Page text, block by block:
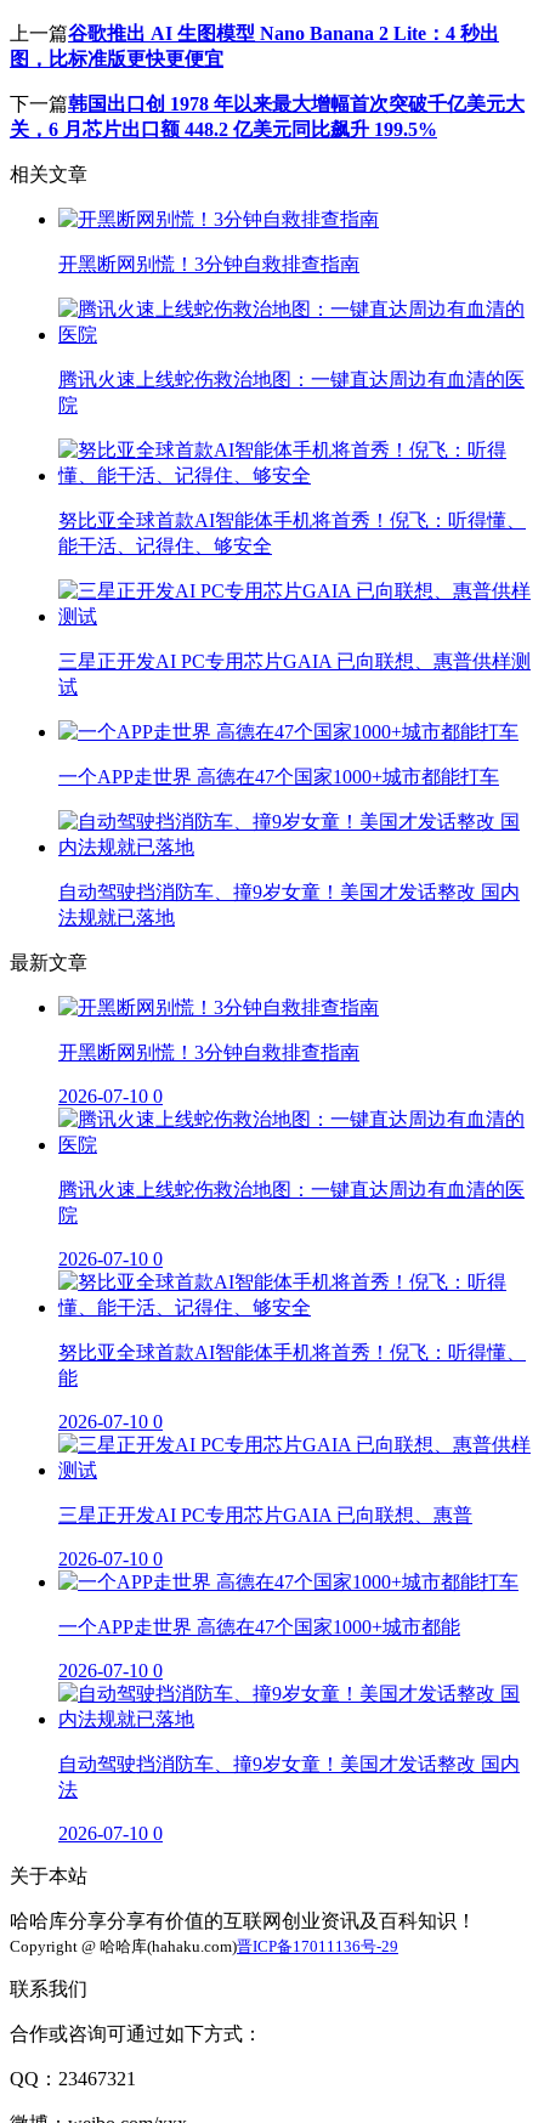
上一篇谷歌推出 AI 生图模型 Nano Banana 2 Lite：4 秒出
图，比标准版更快更便宜
下一篇韩国出口创 1978 年以来最大增幅首次突破千亿美元大
关，6 月芯片出口额 448.2 亿美元同比飙升 199.5%
相关文章
开黑断网别慌！3分钟自救排查指南
腾讯火速上线蛇伤救治地图：一键直达周边有血清的医
院
努比亚全球首款AI智能体手机将首秀！倪飞：听得懂、
能干活、记得住、够安全
三星正开发AI PC专用芯片GAIA 已向联想、惠普供样测
试
一个APP走世界 高德在47个国家1000+城市都能打车
自动驾驶挡消防车、撞9岁女童！美国才发话整改 国内
法规就已落地
最新文章
开黑断网别慌！3分钟自救排查指南
2026-07-10 0
腾讯火速上线蛇伤救治地图：一键直达周边有血清的医
院
2026-07-10 0
努比亚全球首款AI智能体手机将首秀！倪飞：听得懂、
能
2026-07-10 0
三星正开发AI PC专用芯片GAIA 已向联想、惠普
2026-07-10 0
一个APP走世界 高德在47个国家1000+城市都能
2026-07-10 0
自动驾驶挡消防车、撞9岁女童！美国才发话整改 国内
法
2026-07-10 0
关于本站
哈哈库分享分享有价值的互联网创业资讯及百科知识！
Copyright @ 哈哈库(hahaku.com)晋ICP备17011136号-29
联系我们
合作或咨询可通过如下方式：
QQ：23467321